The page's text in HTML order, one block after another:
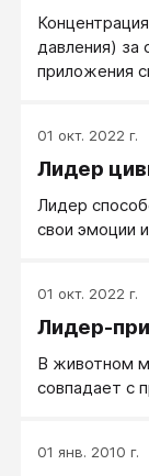
давления) за
приложения
01 окт. 2022 г.
Лидер
Лидер
свои эмоции
01 окт. 2022 г.
Лидер-
В животном
совпадает с
01 янв. 2010 г.